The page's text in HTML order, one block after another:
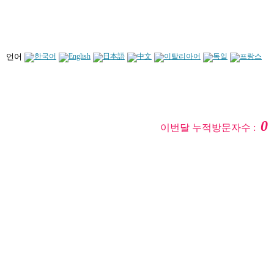
언어
이번달 누적방문자수 :0